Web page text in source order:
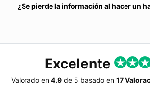
¿Se pierde la información al hacer un
Excelente
Valorado en 4.9 de 5 basado en 17